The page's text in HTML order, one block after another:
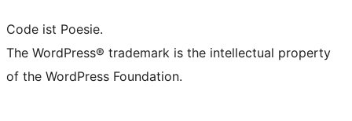
Code ist Poesie.
The WordPress® trademark is the intellectual property
of the WordPress Foundation.